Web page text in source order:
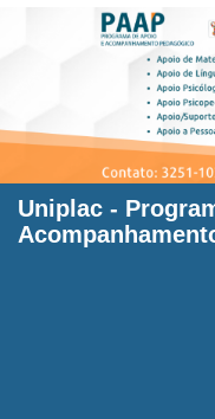
Uniplac -